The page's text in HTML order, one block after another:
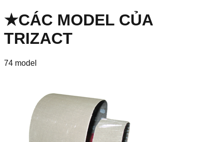
★CÁC MODEL CỦA
TRIZACT
74 model